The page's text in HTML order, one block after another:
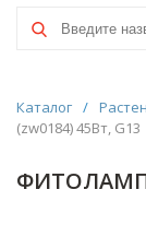
Каталог /
(zw0184) 45Вт, G13